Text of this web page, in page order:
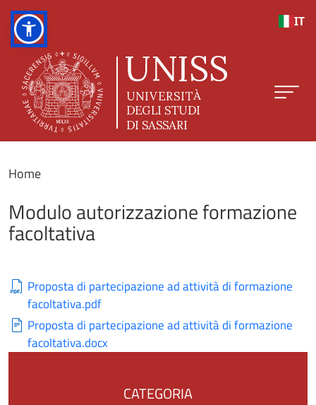
IT
Home
Modulo autorizzazione formazione
facoltativa
Proposta di partecipazione ad attività di formazione
facoltativa.pdf
Proposta di partecipazione ad attività di formazione
facoltativa.docx
CATEGORIA